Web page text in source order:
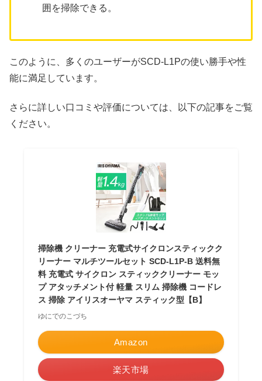
囲を掃除できる。
このように、多くのユーザーがSCD-L1Pの使い勝手や性
能に満足しています。
さらに詳しい口コミや評価については、以下の記事をご覧
ください。
掃除機 クリーナー 充電式サイクロンスティックク
リーナー マルチツールセット SCD-L1P-B 送料無
料 充電式 サイクロン スティッククリーナー モッ
プ アタッチメント付 軽量 スリム 掃除機 コードレ
ス 掃除 アイリスオーヤマ スティック型【B】
ゆにでのこづち
Amazon
楽天市場